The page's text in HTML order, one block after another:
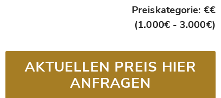
Preiskategorie: €€
(1.000€ - 3.000€)
AKTUELLEN PREIS HIER
ANFRAGEN